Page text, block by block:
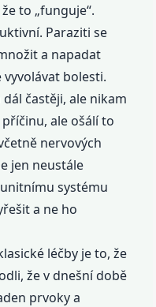
to „funguje“.
Paraziti se
a napadat
bolesti.
častěji, ale nikam
ale ošálí to
nervových
jen neustále
systému
a ne ho
léčby je to, že
že v dnešní době
prvoky a